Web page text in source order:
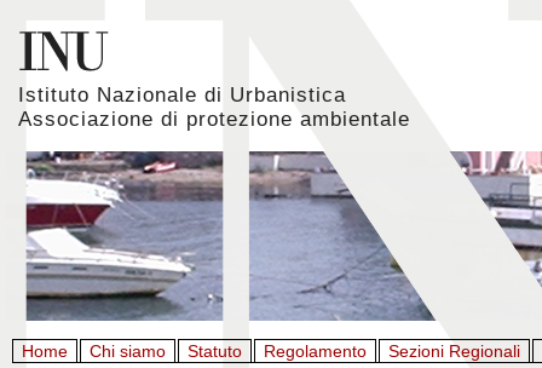
Istituto Nazionale di Urbanistica
Associazione di protezione ambientale
Home Chi siamo Statuto Regolamento Sezioni Regionali